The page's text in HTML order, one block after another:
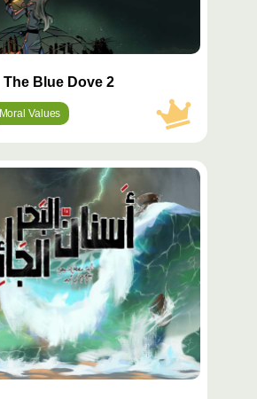
The Blue Dove 2
Moral Values